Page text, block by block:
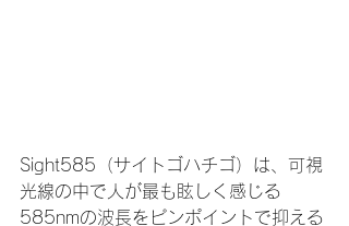
Sight585（サイトゴハチゴ）は、可視
光線の中で人が最も眩しく感じる
585nmの波長をピンポイントで抑える